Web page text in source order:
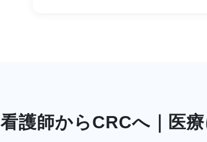
看護師からCRCへ｜医